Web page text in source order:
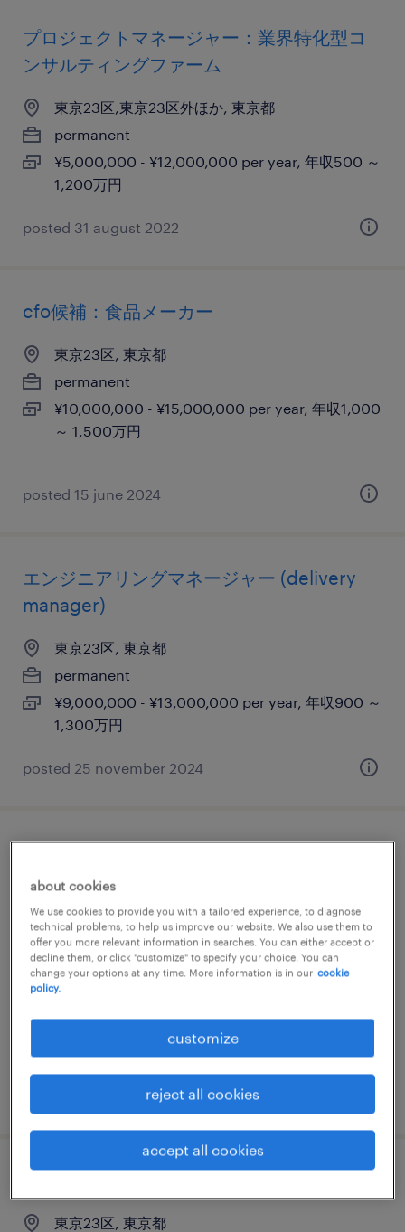
プロジェクトマネージャー：業界特化型コ
ンサルティングファーム
東京23区,東京23区外ほか, 東京都
permanent
¥5,000,000 - ¥12,000,000 per year, 年収500 ～
1,200万円
posted 31 august 2022
cfo候補：食品メーカー
東京23区, 東京都
permanent
¥10,000,000 - ¥15,000,000 per year, 年収1,000
～ 1,500万円
posted 15 june 2024
エンジニアリングマネージャー (delivery
manager)
東京23区, 東京都
permanent
¥9,000,000 - ¥13,000,000 per year, 年収900 ～
1,300万円
posted 25 november 2024
における電気設備工事の現場代理人又は監
理（主任）技術者業務：大手日系グローバ
ルインフラ企業
東京23区,神奈川, 東京都
¥7,000,000 - ¥9,500,000 per year, 年収700 ～
950万円
posted 13 november 2024
東京23区, 東京都
about cookies
We use cookies to provide you with a tailored experience, to diagnose
technical problems, to help us improve our website. We also use them to
offer you more relevant information in searches. You can either accept or
decline them, or click "customize" to specify your choice. You can
change your options at any time. More information is in our cookie
policy.
customize
reject all cookies
accept all cookies